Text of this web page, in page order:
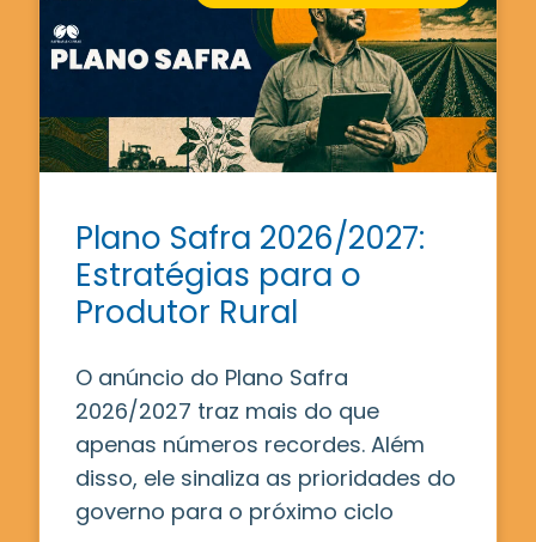
Plano Safra 2026/2027:
Estratégias para o
Produtor Rural
O anúncio do Plano Safra
2026/2027 traz mais do que
apenas números recordes. Além
disso, ele sinaliza as prioridades do
governo para o próximo ciclo